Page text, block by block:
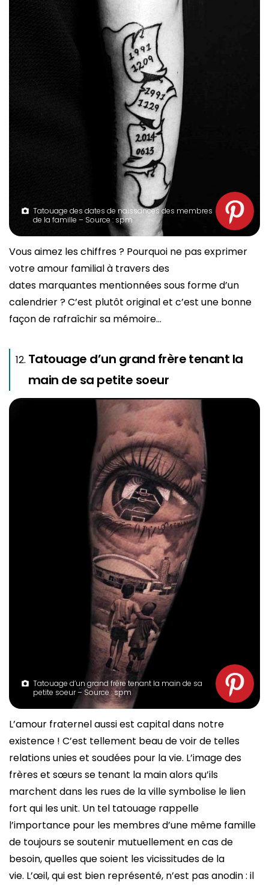
Tatouage des dates de naissances des membres
de la famille – Source : spm
Vous aimez les chiffres ? Pourquoi ne pas exprimer
votre amour familial à travers des
dates marquantes mentionnées sous forme d’un
calendrier ? C’est plutôt original et c’est une bonne
façon de rafraîchir sa mémoire…
Tatouage d’un grand frère tenant la
main de sa petite soeur
Tatouage d’un grand frère tenant la main de sa
petite soeur – Source : spm
L’amour fraternel aussi est capital dans notre
existence ! C’est tellement beau de voir de telles
relations unies et soudées pour la vie. L’image des
frères et sœurs se tenant la main alors qu’ils
marchent dans les rues de la ville symbolise le lien
fort qui les unit. Un tel tatouage rappelle
l’importance pour les membres d’une même famille
de toujours se soutenir mutuellement en cas de
besoin, quelles que soient les vicissitudes de la
vie. L’œil, qui est bien représenté, n’est pas anodin : il